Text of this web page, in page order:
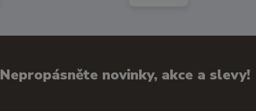
Nepropásněte novinky, akce a slevy!